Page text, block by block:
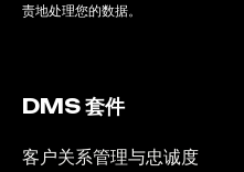
责地处理您的数据。
DMS 套件
客户关系管理与忠诚度